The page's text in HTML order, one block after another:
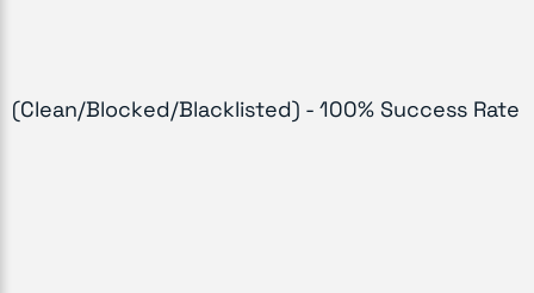
(Clean/Blocked/Blacklisted) - 100% Success Rate